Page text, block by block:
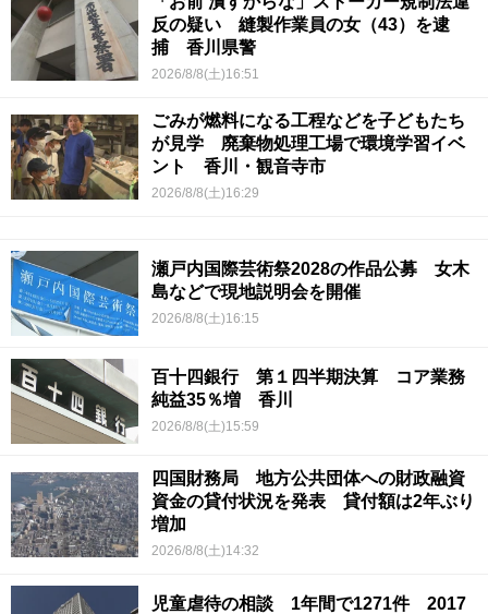
反の疑い 縫製作業員の女（43）を逮
捕 香川県警
2026/8/8(土)16:51
ごみが燃料になる工程などを子どもたち
が見学 廃棄物処理工場で環境学習イベ
ント 香川・観音寺市
2026/8/8(土)16:29
瀬戸内国際芸術祭2028の作品公募 女木
島などで現地説明会を開催
2026/8/8(土)16:15
百十四銀行 第１四半期決算 コア業務
純益35％増 香川
2026/8/8(土)15:59
四国財務局 地方公共団体への財政融資
資金の貸付状況を発表 貸付額は2年ぶり
増加
2026/8/8(土)14:32
児童虐待の相談 1年間で1271件 2017